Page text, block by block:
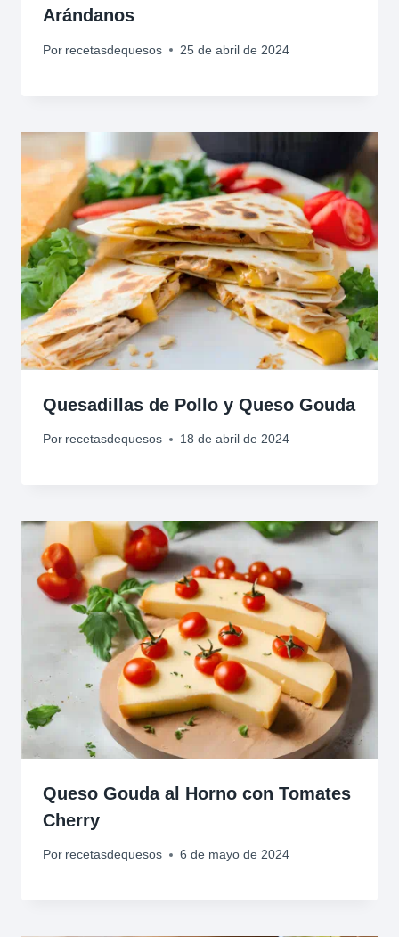
Arándanos
Por recetasdequesos 25 de abril de 2024
Quesadillas de Pollo y Queso Gouda
Por recetasdequesos 18 de abril de 2024
Queso Gouda al Horno con Tomates
Cherry
Por recetasdequesos 6 de mayo de 2024